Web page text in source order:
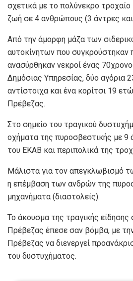
σχετικά με το πολύνεκρο
ζωή σε 4 ανθρώπους (3 άντρες και
Από την άμορφη μάζα των
αυτοκίνητων που συγκρούστηκαν
ανασύρθηκαν νεκροί ένας
Δημόσιας Υπηρεσίας, δύο αγόρια
αντίστοιχα και ένα κορίτσι 19
Πρέβεζας.
Στο σημείο του τραγικού
οχήματα της πυροσβεστικής με 9
του ΕΚΑΒ και περιπολικά της
Μάλιστα για τον απεγκλωβισμό
η επέμβαση των ανδρών της
μηχανήματα (διαστολείς).
Το άκουσμα της τραγικής είδησης
Πρέβεζας έπεσε σαν βόμβα, με
Πρέβεζας να διενεργεί
του δυστυχήματος.